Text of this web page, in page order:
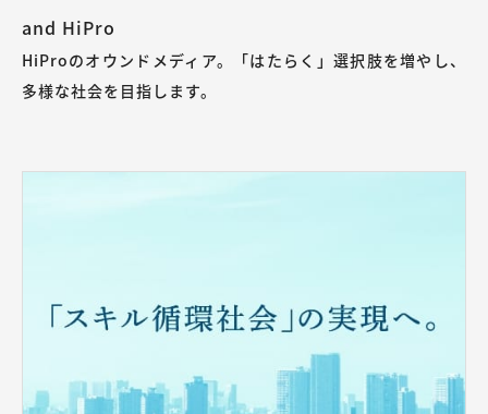
and HiPro
HiProのオウンドメディア。「はたらく」選択肢を増やし、
多様な社会を目指します。